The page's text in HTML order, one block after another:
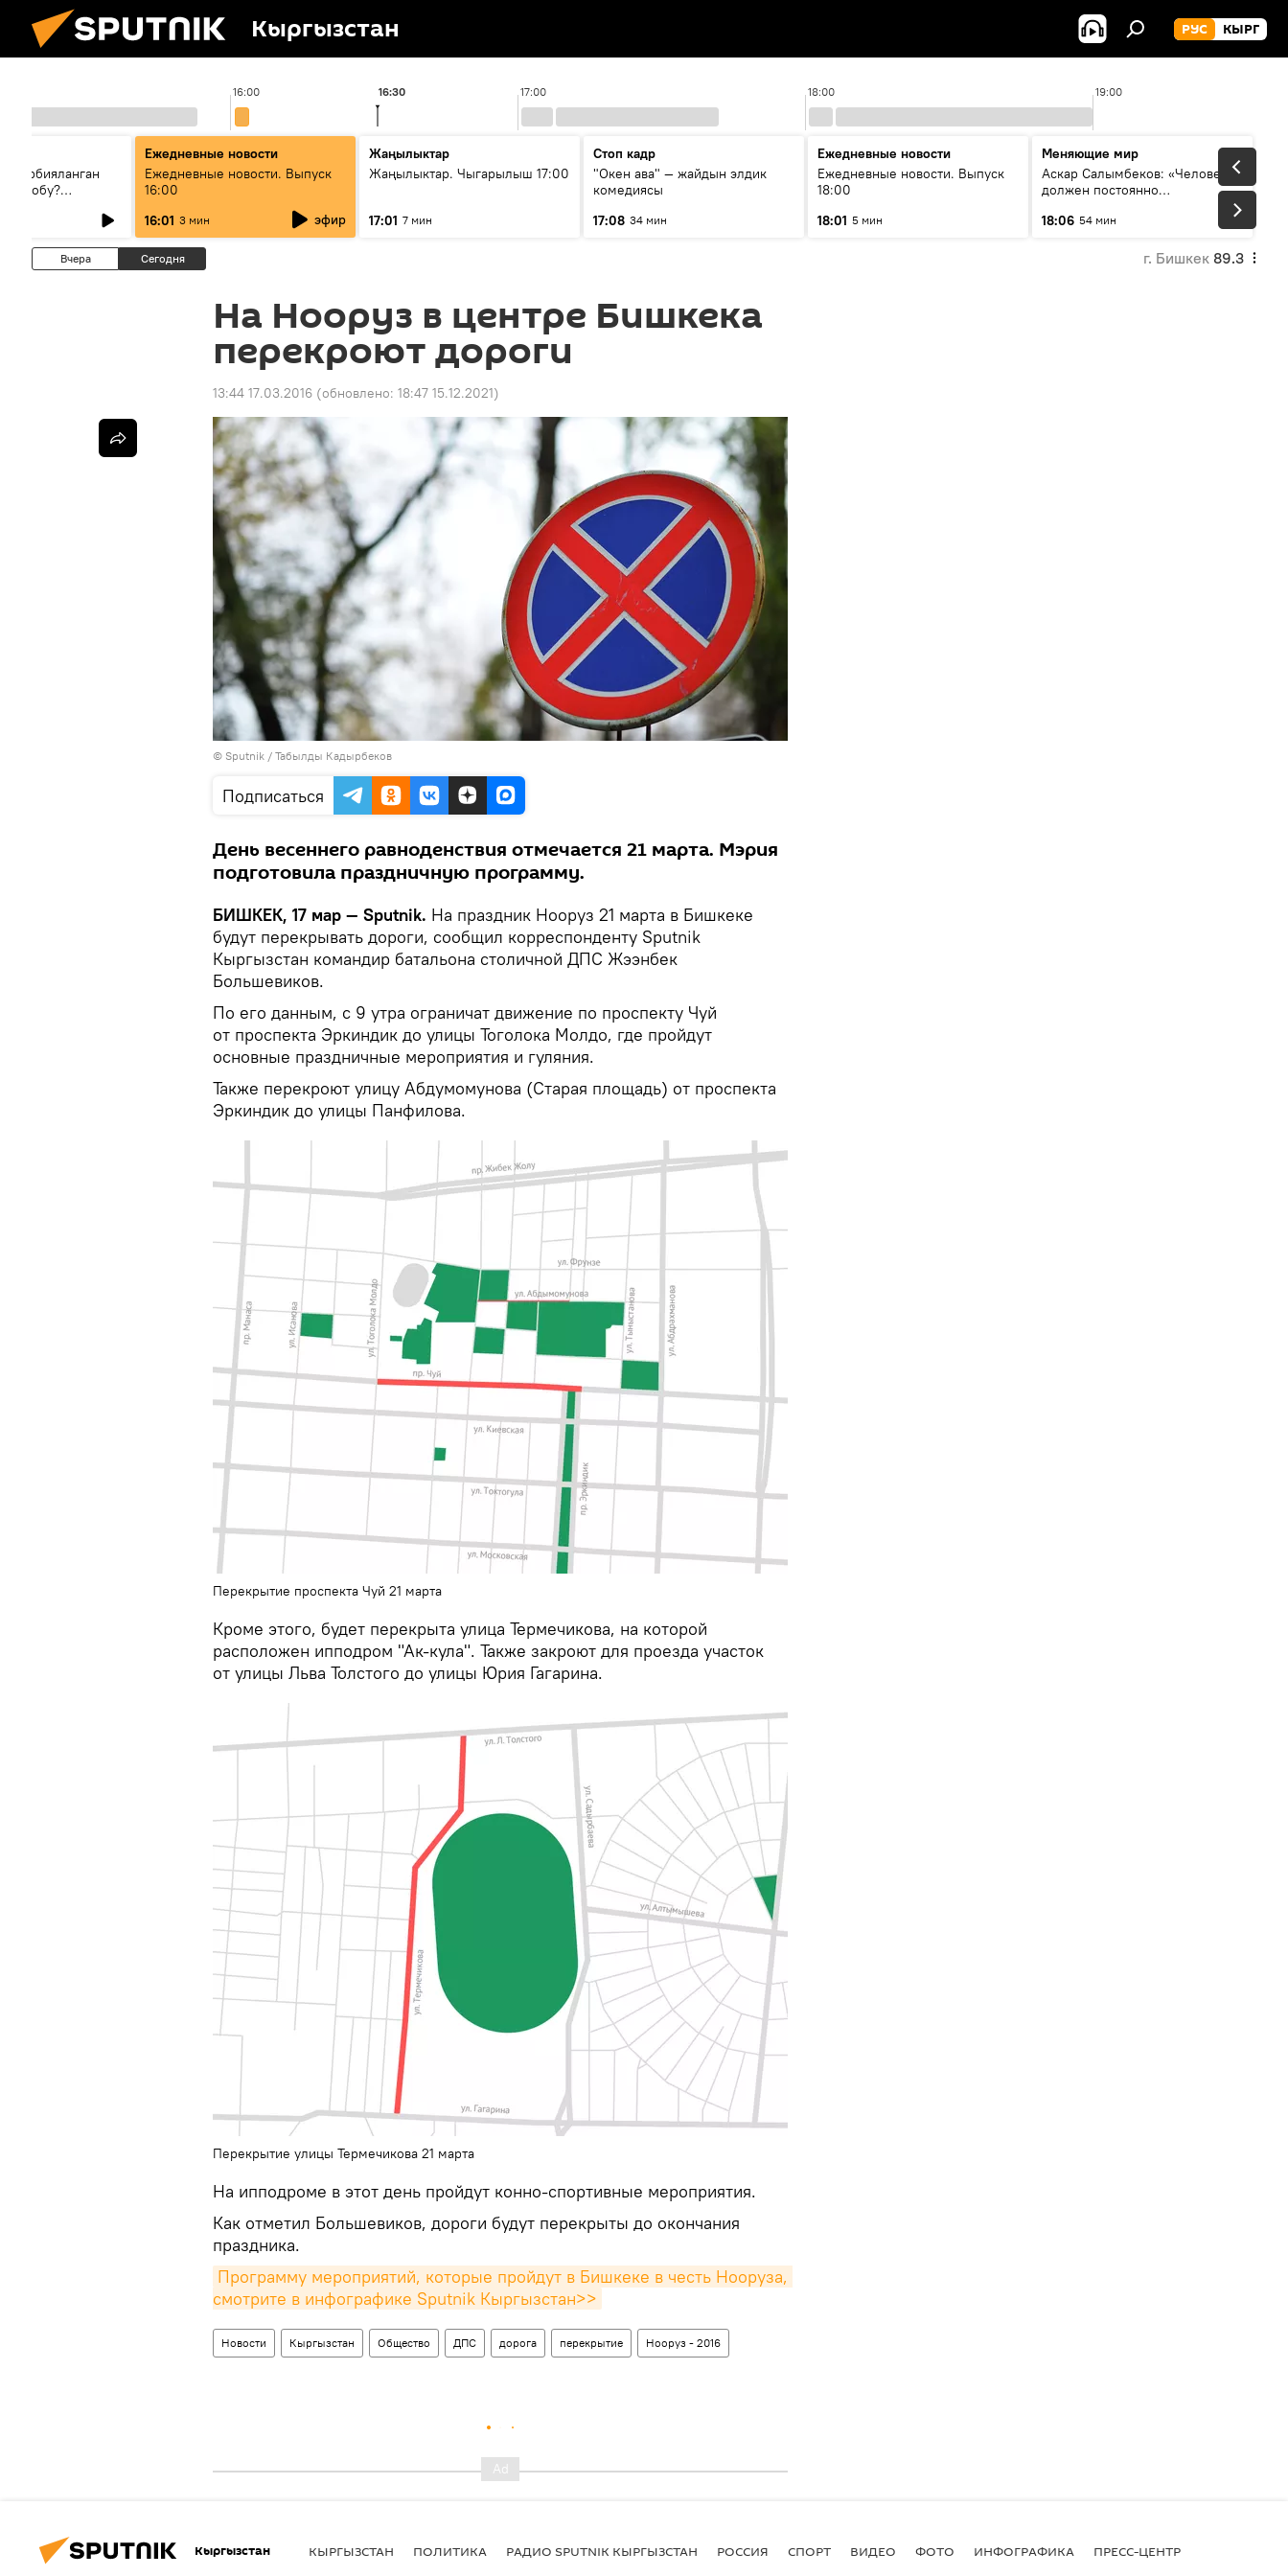
Кыргызстан РУС КЫРГ
16:00 17:00 18:00 19:00
16:30
тарбияланган
болобу?
Ежедневные новости
Ежедневные новости. Выпуск
16:00
16:01 3 мин эфир
Жаңылыктар
Жаңылыктар. Чыгарылыш 17:00
17:01 7 мин
Стоп кадр
"Окен ава" — жайдын элдик
комедиясы
17:08 34 мин
Ежедневные новости
Ежедневные новости. Выпуск
18:00
18:01 5 мин
Меняющие мир
Аскар Салымбеков: «Человек
должен постоянно
18:06 54 мин
Вчера Сегодня г. Бишкек 89.3
На Нооруз в центре Бишкека
перекроют дороги
13:44 17.03.2016 (обновлено: 18:47 15.12.2021)
© Sputnik / Табылды Кадырбеков
Подписаться
День весеннего равноденствия отмечается 21 марта. Мэрия
подготовила праздничную программу.
БИШКЕК, 17 мар — Sputnik. На праздник Нооруз 21 марта в Бишкеке
будут перекрывать дороги, сообщил корреспонденту Sputnik
Кыргызстан командир батальона столичной ДПС Жээнбек
Большевиков.
По его данным, с 9 утра ограничат движение по проспекту Чуй
от проспекта Эркиндик до улицы Тоголока Молдо, где пройдут
основные праздничные мероприятия и гуляния.
Также перекроют улицу Абдумомунова (Старая площадь) от проспекта
Эркиндик до улицы Панфилова.
Перекрытие проспекта Чуй 21 марта
Кроме этого, будет перекрыта улица Термечикова, на которой
расположен ипподром "Ак-кула". Также закроют для проезда участок
от улицы Льва Толстого до улицы Юрия Гагарина.
Перекрытие улицы Термечикова 21 марта
На ипподроме в этот день пройдут конно-спортивные мероприятия.
Как отметил Большевиков, дороги будут перекрыты до окончания
праздника.
Программу мероприятий, которые пройдут в Бишкеке в честь Нооруза,
смотрите в инфографике Sputnik Кыргызстан>>
Новости Кыргызстан Общество ДПС дорога перекрытие Нооруз - 2016
Кыргызстан КЫРГЫЗСТАН ПОЛИТИКА РАДИО SPUTNIK КЫРГЫЗСТАН РОССИЯ СПОРТ ВИДЕО ФОТО ИНФОГРАФИКА ПРЕСС-ЦЕНТР